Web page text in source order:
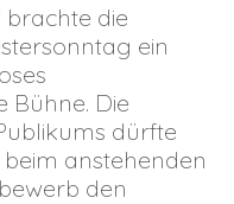
brachte die
ein
Die
dürfte
anstehenden
den